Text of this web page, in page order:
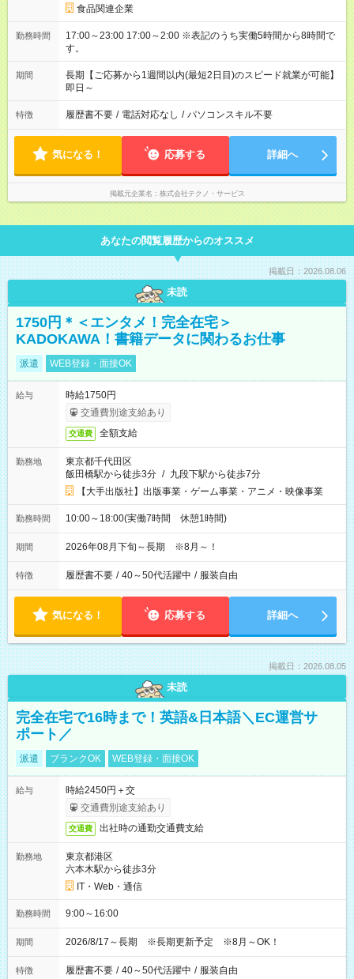
食品関連企業
勤務時間
17:00～23:00 17:00～2:00 ※表記のうち実働5時間から8時間で
す。
期間
長期【ご応募から1週間以内(最短2日目)のスピード就業が可能】
即日～
特徴 履歴書不要 / 電話対応なし / パソコンスキル不要
気になる！ 応募する 詳細へ
掲載元企業名 株式会社テクノ・サービス
あなたの閲覧履歴からのオススメ
掲載日：2026.08.06
未読
1750円＊＜エンタメ！完全在宅＞
KADOKAWA！書籍データに関わるお仕事
派遣 WEB登録・面接OK
給与
時給1750円
交通費別途支給あり
交通費 全額支給
勤務地
東京都千代田区
飯田橋駅から徒歩3分 / 九段下駅から徒歩7分
【大手出版社】出版事業・ゲーム事業・アニメ・映像事業
勤務時間 10:00～18:00(実働7時間 休憩1時間)
期間 2026年08月下旬～長期 ※8月～！
特徴 履歴書不要 / 40～50代活躍中 / 服装自由
気になる！ 応募する 詳細へ
掲載日：2026.08.05
未読
完全在宅で16時まで！英語&日本語＼EC運営サ
ポート／
派遣 ブランクOK WEB登録・面接OK
給与
時給2450円＋交
交通費別途支給あり
交通費 出社時の通勤交通費支給
勤務地
東京都港区
六本木駅から徒歩3分
IT・Web・通信
勤務時間 9:00～16:00
期間 2026/8/17～長期 ※長期更新予定 ※8月～OK！
特徴 履歴書不要 / 40～50代活躍中 / 服装自由